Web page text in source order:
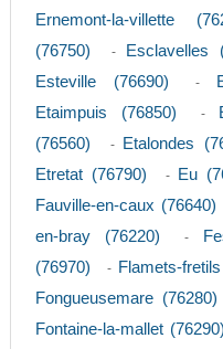
Ernemont-la-villette
(76750)
- Esclavelles
Esteville (76690) -
Etaimpuis (76850) -
(76560)
- Etalondes
Etretat (76790) - Eu
Fauville-en-caux (76640)
en-bray (76220)
-
(76970)
- Flamets-
Fongueusemare (76280)
Fontaine-la-mallet (76290)